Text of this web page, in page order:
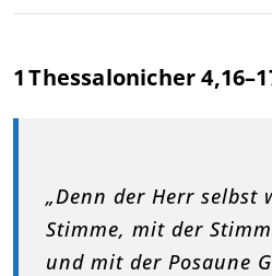
1 Thessalonicher
„Denn der Herr
Stimme, mit der
und mit der Posaune